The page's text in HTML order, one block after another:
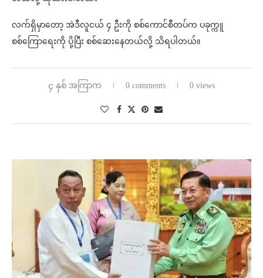
လက်ရှိမှာတော့ အဲဒီလူငယ် ၄ ဦးကို စစ်ကောင်စီတပ်က ပခုက္ကူ
စစ်ကြောရေးကို ပို့ပြီး စစ်ဆေးနေတယ်လို့ သိရပါတယ်။
၄ နှစ် အကြာက 0 comments 0 views